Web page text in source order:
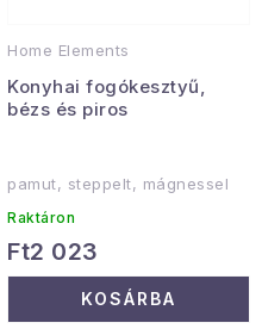
Home Elements
Konyhai fogókesztyű,
bézs és piros
pamut, steppelt, mágnessel
Raktáron
Ft2 023
KOSÁRBA